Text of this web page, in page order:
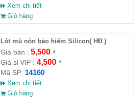
Xem chi tiết
Giỏ hàng
Lót mũ nón bảo hiểm Silicon( HĐ )
Giá bán : 5,500₫
Giá sỉ VIP : 4,500₫
Mã SP: 14160
Xem chi tiết
Giỏ hàng